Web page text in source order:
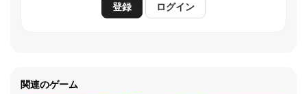
登録 ログイン
関連のゲーム